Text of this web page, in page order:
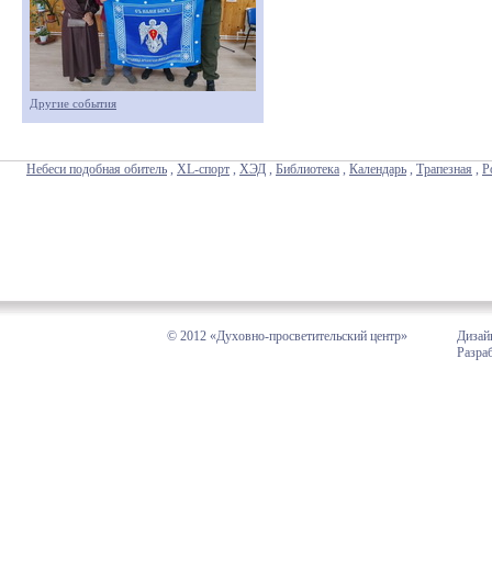
Другие события
Небеси подобная обитель , XL-спорт , ХЭД , Библиотека , Календарь , Трапезная ,
© 2012 «Духовно-просветительский центр»